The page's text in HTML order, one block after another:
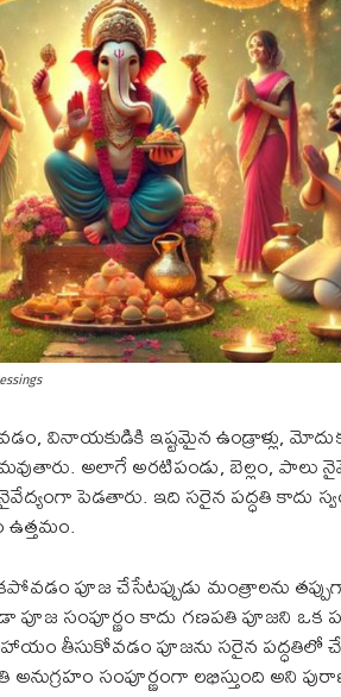
వినాయకుడికి ఇష్టమైన ఉండ్రాళ్లు,
అలాగే అరటిపండు, బెల్లం, పాలు
పెడతారు. ఇది సరైన పద్ధతి కాదు
పూజ చేసేటప్పుడు మంత్రాలను
సంపూర్ణం కాదు గణపతి పూజని ఒక
తీసుకోవడం పూజను సరైన
సంపూర్ణంగా లభిస్తుంది అని